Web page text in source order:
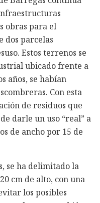
obras para el
dos parcelas
Estos terrenos se
ubicado frente a
años, se habían
Con esta
de residuos que
darle un uso “real” a
de ancho por 15 de
se ha delimitado la
cm de alto, con una
los posibles